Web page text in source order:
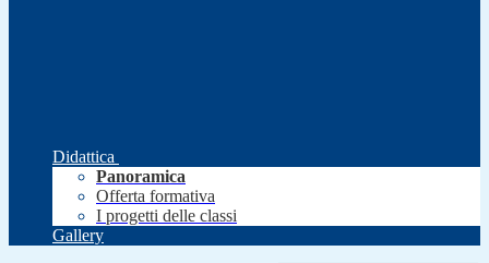
Didattica
Panoramica
Offerta formativa
I progetti delle classi
Gallery